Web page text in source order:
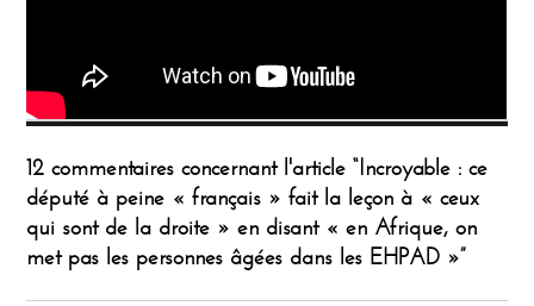
12 commentaires concernant l'article “Incroyable : ce
député à peine « français » fait la leçon à « ceux
qui sont de la droite » en disant « en Afrique, on
met pas les personnes âgées dans les EHPAD »”